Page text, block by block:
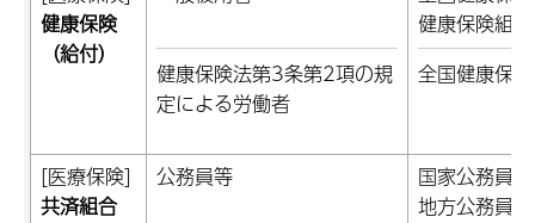
健康保険
（給付）
健康保険法第3条第2項の規
定による労働者
健康保険組合
全国健康保
[医療保険]
共済組合
公務員等
国家公務員
地方公務員